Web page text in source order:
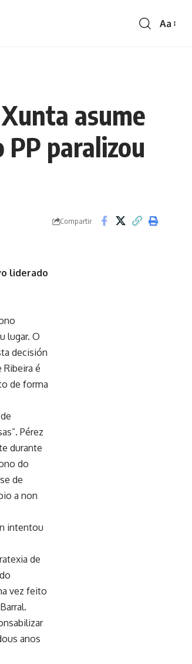
Aa
asume
paralizou
Compartir
liderado
lugar. O
decisión
é
de forma
Pérez
durante
do
de
a non
intentou
de
vez feito
anos